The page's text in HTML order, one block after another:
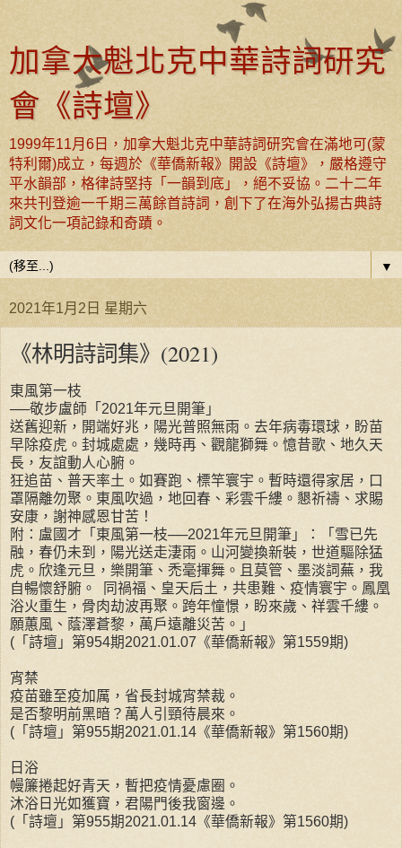
加拿大魁北克中華詩詞研究
會《詩壇》
1999年11月6日，加拿大魁北克中華詩詞研究會在滿地可(蒙
特利爾)成立，每週於《華僑新報》開設《詩壇》，嚴格遵守
平水韻部，格律詩堅持「一韻到底」，絕不妥協。二十二年
來共刊登逾一千期三萬餘首詩詞，創下了在海外弘揚古典詩
詞文化一項記錄和奇蹟。
▼
2021年1月2日 星期六
《林明詩詞集》(2021)
東風第一枝
──敬步盧師「2021年元旦開筆」
送舊迎新，開端好兆，陽光普照無雨。去年病毒環球，盼苗
早除疫虎。封城處處，幾時再、觀龍獅舞。憶昔歌、地久天
長，友誼動人心腑。
狂追苗、普天率土。如賽跑、標竿寰宇。暫時還得家居，口
罩隔離勿聚。東風吹過，地回春、彩雲千縷。懇祈禱、求賜
安康，謝神感恩甘苦！
附：盧國才「東風第一枝──2021年元旦開筆」：「雪已先
融，春仍未到，陽光送走淒雨。山河變換新裝，世道驅除猛
虎。欣逢元旦，樂開筆、禿毫揮舞。且莫管、墨淡詞蕪，我
自暢懷舒腑。 同禍福、皇天后土，共患難、疫情寰宇。鳳凰
浴火重生，骨肉劫波再聚。跨年憧憬，盼來歲、祥雲千縷。
願蕙風、蔭澤蒼黎，萬戶遠離災苦。」
(「詩壇」第954期2021.01.07《華僑新報》第1559期)
宵禁
疫苗雖至疫加厲，省長封城宵禁裁。
是否黎明前黑暗？萬人引頸待晨來。
(「詩壇」第955期2021.01.14《華僑新報》第1560期)
日浴
幔簾捲起好青天，暫把疫情憂慮圈。
沐浴日光如獲寶，君陽門後我窗邊。
(「詩壇」第955期2021.01.14《華僑新報》第1560期)